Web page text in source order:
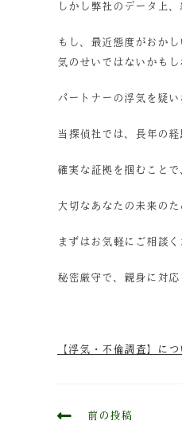
しかし弊社のデータ上
もし、最近態度がおか
気のせいではないかもし
パートナーの浮気を疑
当探偵社では、長年の
確実な証拠を掴むこと
大切なあなたの未来の
まずはお気軽にご相談く
秘密厳守で、親身に対応
【浮気・不倫調査】に
前の投稿